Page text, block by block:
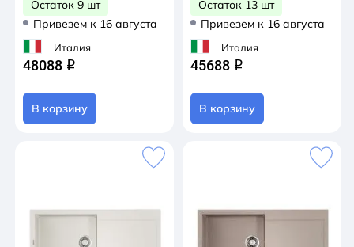
Остаток 9 шт
Привезем к 16 августа
Италия
48088 q
В корзину
Остаток 13 шт
Привезем к 16 августа
Италия
45688 q
В корзину